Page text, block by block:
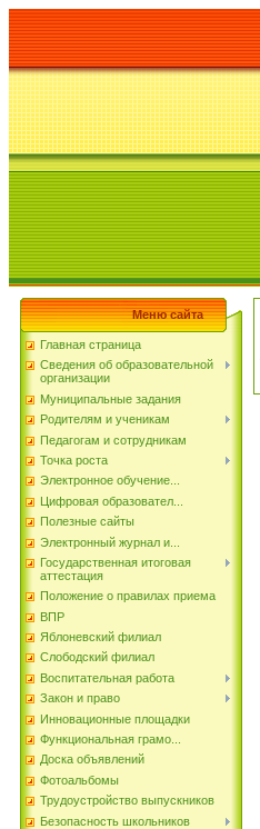
Меню сайта
Главная страница
Сведения об образовательной
организации
Муниципальные задания
Родителям и ученикам
Педагогам и сотрудникам
Точка роста
Электронное обучение...
Цифровая образовател...
Полезные сайты
Электронный журнал и...
Государственная итоговая
аттестация
Положение о правилах приема
ВПР
Яблоневский филиал
Слободский филиал
Воспитательная работа
Закон и право
Инновационные площадки
Функциональная грамо...
Доска объявлений
Фотоальбомы
Трудоустройство выпускников
Безопасность школьников